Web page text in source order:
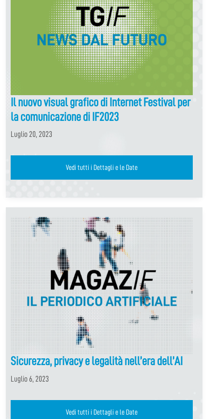
Il nuovo visual grafico di Internet Festival per
la comunicazione di IF2023
Luglio 20, 2023
Vedi tutti i Dettagli e le Date
Sicurezza, privacy e legalità nell’era dell’AI
Luglio 6, 2023
Vedi tutti i Dettagli e le Date